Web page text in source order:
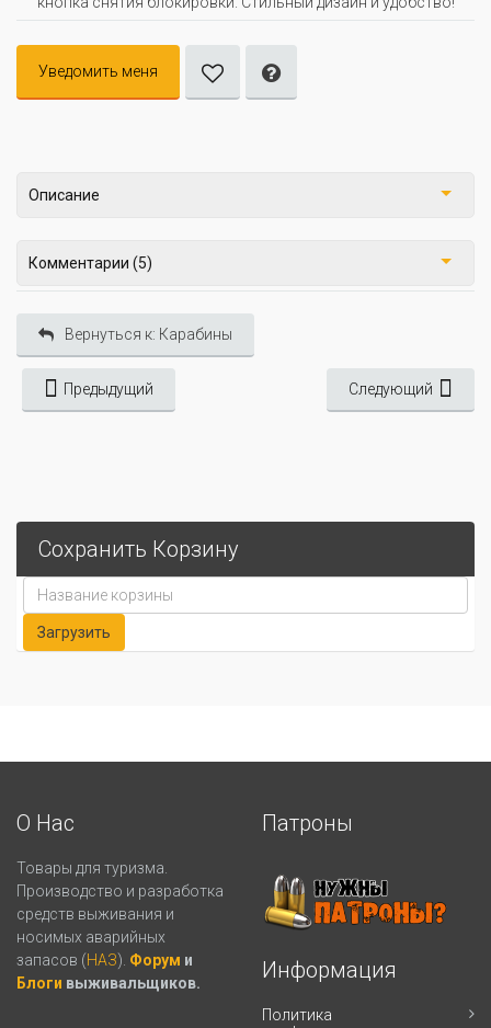
Уведомить меня
Описание
Комментарии (5)
Вернуться к: Карабины
Предыдущий Следующий
Сохранить Корзину
О Нас
Товары для туризма.
Производство и разработка
средств выживания и
носимых аварийных
запасов (НАЗ). Форум и
Блоги выживальщиков.
Патроны
Информация
Политика